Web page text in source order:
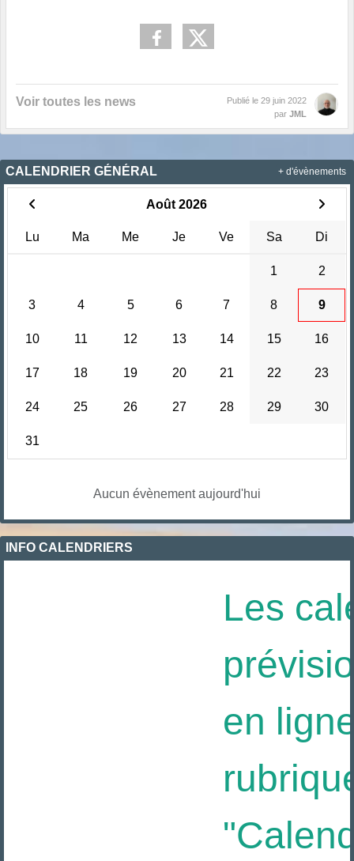
Voir toutes les news Publié le 29 juin 2022
par JML
CALENDRIER GÉNÉRAL
Août 2026
Lu Ma Me Je Ve Sa Di
1 2
3 4 5 6 7 8 9
10 11 12 13 14 15 16
17 18 19 20 21 22 23
24 25 26 27 28 29 30
31
Aucun évènement aujourd'hui
+ d'évènements
INFO CALENDRIERS
Les
en